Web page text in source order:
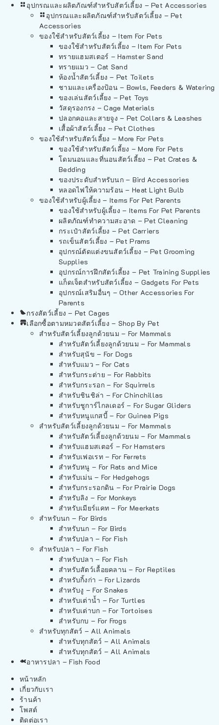
อุปกรณและผลิตภัณฑ์สำหรับสัตว์เลี้ยง – Pet Accessories
อุปกรณและผลิตภัณฑ์สำหรับสัตว์เลี้ยง – Pet
Accessories
ของใช้สำหรับสัตว์เลี้ยง – Item For Pets
ของใช้สำหรับสัตว์เลี้ยง – Item For Pets
ทรายแฮมสเตอร์ – Hamster Sand
ทรายแมว – Cat Sand
ห้องน้ำสัตว์เลี้ยง – Pet Toilets
ชามและเครื่องป้อน – Bowls, Feeders & Watering
ของเล่นสัตว์เลี้ยง – Pet Toys
วัสดุรองกรง – Cage Materials
ปลอกคอและสายจูง – Pet Collars & Leashes
เสื้อผ้าสัตว์เลี้ยง – Pet Clothes
ของใช้สำหรับสัตว์เลี้ยง – More For Pets
ของใช้สำหรับสัตว์เลี้ยง – More For Pets
โดมนอนและที่นอนสัตว์เลี้ยง – Pet Crates &
Bedding
ของประดับสำหรับนก – Bird Accessories
หลอดไฟให้ความร้อน – Heat Light Bulb
ของใช้สำหรับผู้เลี้ยง – Items For Pet Parents
ของใช้สำหรับผู้เลี้ยง – Items For Pet Parents
ผลิตภัณฑ์ทำความสะอาด – Pet Cleaning
กระเป๋าสัตว์เลี้ยง – Pet Carriers
รถเข็นสัตว์เลี้ยง – Pet Prams
อุปกรณ์ตัดแต่งขนสัตว์เลี้ยง – Pet Grooming
Supplies
อุปกรณ์การฝึกสัตว์เลี้ยง – Pet Training Supplies
แก็ดเจ็ตสำหรับสัตว์เลี้ยง – Gadgets For Pets
อุปกรณ์เสริมอื่นๆ – Other Accessories For
Parents
กรงสัตว์เลี้ยง – Pet Cages
เลือกซื้อตามหมวดสัตว์เลี้ยง – Shop By Pet
สำหรับสัตว์เลี้ยงลูกด้วยนม – For Mammals
สำหรับสัตว์เลี้ยงลูกด้วยนม – For Mammals
สำหรับสุนัข – For Dogs
สำหรับแมว – For Cats
สำหรับกระต่าย – For Rabbits
สำหรับกระรอก – For Squirrels
สำหรับชินชิล่า – For Chinchillas
สำหรับชูการ์ไกลเดอร์ – For Sugar Gliders
สำหรับหนูแกสบี้ – For Guinea Pigs
สำหรับสัตว์เลี้ยงลูกด้วยนม – For Mammals
สำหรับสัตว์เลี้ยงลูกด้วยนม – For Mammals
สำหรับแฮมสเตอร์ – For Hamsters
สำหรับเฟอเรท – For Ferrets
สำหรับหนู – For Rats and Mice
สำหรับเม่น – For Hedgehogs
สำหรับกระรอกดิน – For Prairie Dogs
สำหรับลิง – For Monkeys
สำหรับเมียร์แคท – For Meerkats
สำหรับนก – For Birds
สำหรับนก – For Birds
สำหรับปลา – For Fish
สำหรับปลา – For Fish
สำหรับปลา – For Fish
สำหรับสัตว์เลื้อยคลาน – For Reptiles
สำหรับกิ้งก่า – For Lizards
สำหรับงู – For Snakes
สำหรับเต่าน้ำ – For Turtles
สำหรับเต่าบก – For Tortoises
สำหรับกบ – For Frogs
สำหรับทุกสัตว์ – All Animals
สำหรับทุกสัตว์ – All Animals
สำหรับทุกสัตว์ – All Animals
อาหารปลา – Fish Food
หน้าหลัก
เกี่ยวกับเรา
ร้านค้า
โพสต์
ติดต่อเรา